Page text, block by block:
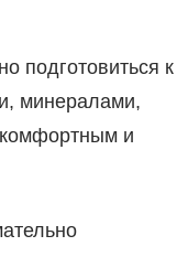
подготовиться к
минералами,
комфортным и